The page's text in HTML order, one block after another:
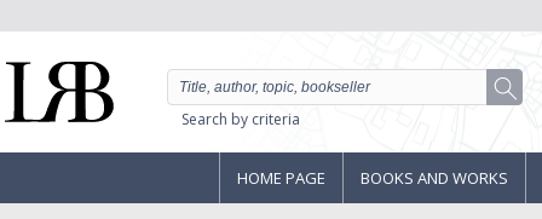
Search by criteria
HOME PAGE BOOKS AND WORKS